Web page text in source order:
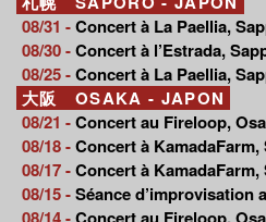
08/31 -Concert à La Paellia,
08/30 -Concert à l’Estrada,
08/25 -Concert à La Paellia,
大阪 OSAKA - JAPON
08/21 -Concert au Fireloop,
08/18 -Concert à
08/17 -Concert à
08/15 -Séance d’improvisation